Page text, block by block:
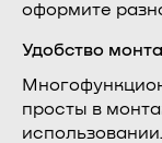
оформите
Удобство
просты в